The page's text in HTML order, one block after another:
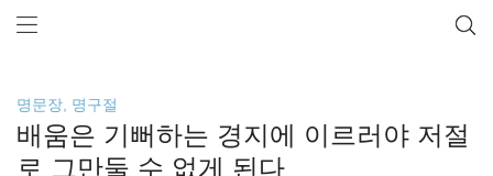
명문장, 명구절
배움은 기뻐하는 경지에 이르러야 저절
로 그만둘 수 없게 된다